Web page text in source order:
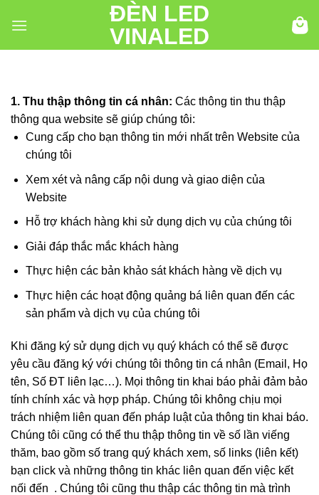
đến
ĐÈN LED
VINALED
1. Thu thập thông tin cá nhân: Các thông tin thu thập
thông qua website sẽ giúp chúng tôi:
Cung cấp cho bạn thông tin mới nhất trên Website của
chúng tôi
Xem xét và nâng cấp nội dung và giao diện của
Website
Hỗ trợ khách hàng khi sử dụng dịch vụ của chúng tôi
Giải đáp thắc mắc khách hàng
Thực hiện các bản khảo sát khách hàng về dịch vụ
Thực hiện các hoạt động quảng bá liên quan đến các
sản phẩm và dịch vụ của chúng tôi
Khi đăng ký sử dụng dịch vụ quý khách có thể sẽ được
yêu cầu đăng ký với chúng tôi thông tin cá nhân (Email, Họ
tên, Số ĐT liên lạc…). Mọi thông tin khai báo phải đảm bảo
tính chính xác và hợp pháp. Chúng tôi không chịu mọi
trách nhiệm liên quan đến pháp luật của thông tin khai báo.
Chúng tôi cũng có thể thu thập thông tin về số lần viếng
thăm, bao gồm số trang quý khách xem, số links (liên kết)
bạn click và những thông tin khác liên quan đến việc kết
nối đến . Chúng tôi cũng thu thập các thông tin mà trình